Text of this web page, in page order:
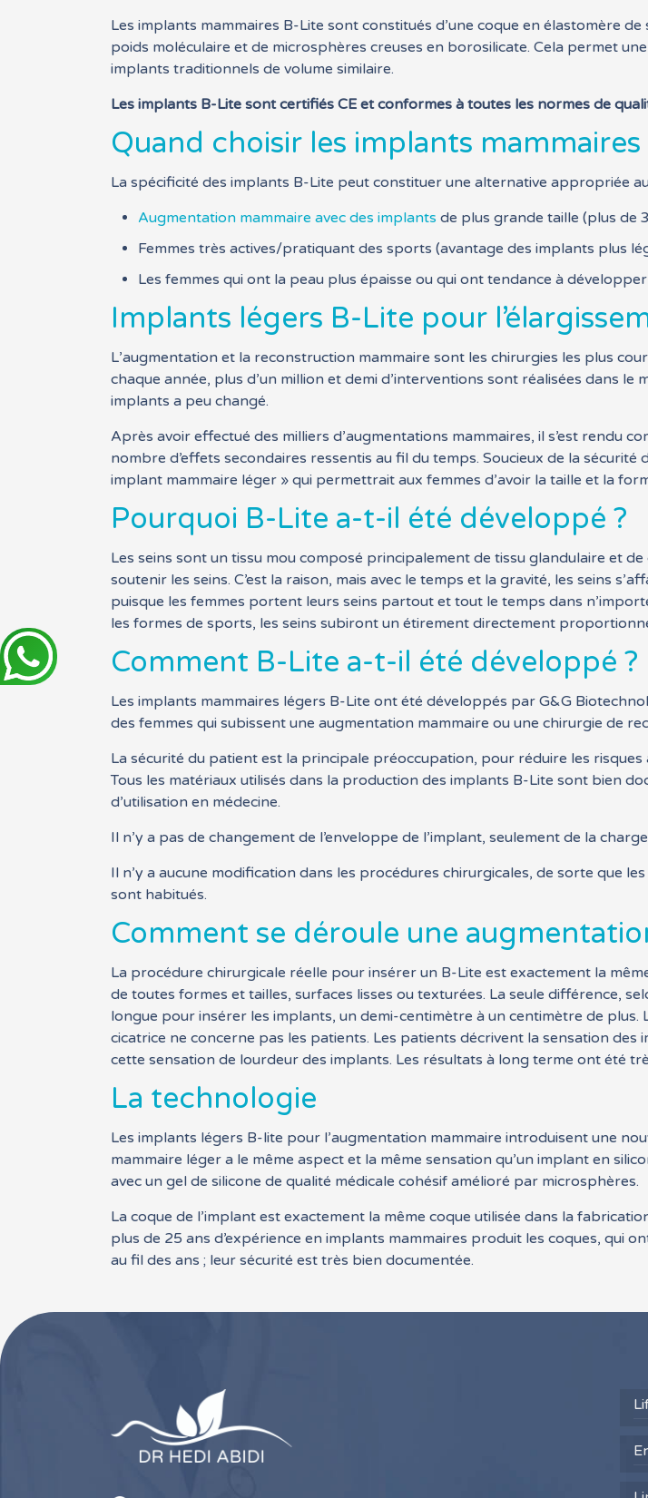
Les implants mammaires B-Lite sont constitués d’une coque en élastomère
poids moléculaire et de microsphères creuses en borosilicate. Cela permet
implants traditionnels de volume similaire.
Les implants B-Lite sont certifiés CE et conformes à toutes les normes de
Quand choisir les implants mammaires
La spécificité des implants B-Lite peut constituer une alternative appropriée
Augmentation mammaire avec des implants de plus grande taille (plus de
Femmes très actives/pratiquant des sports (avantage des implants plus
Les femmes qui ont la peau plus épaisse ou qui ont tendance à
Implants légers B-Lite pour
L’augmentation et la reconstruction mammaire sont les chirurgies les plus
chaque année, plus d’un million et demi d’interventions sont réalisées dans
implants a peu changé.
Après avoir effectué des milliers d’augmentations mammaires, il s’est rendu
nombre d’effets secondaires ressentis au fil du temps. Soucieux de la
implant mammaire léger » qui permettrait aux femmes d’avoir la taille et la
Pourquoi B-Lite a-t-il été développé ?
Les seins sont un tissu mou composé principalement de tissu glandulaire et
soutenir les seins. C’est la raison, mais avec le temps et la gravité, les seins
puisque les femmes portent leurs seins partout et tout le temps dans
les formes de sports, les seins subiront un étirement directement
Comment B-Lite a-t-il été développé ?
Les implants mammaires légers B-Lite ont été développés par G&G
des femmes qui subissent une augmentation mammaire ou une chirurgie de
La sécurité du patient est la principale préoccupation, pour réduire les
Tous les matériaux utilisés dans la production des implants B-Lite sont bien
d’utilisation en médecine.
Il n’y a pas de changement de l’enveloppe de l’implant, seulement de la
Il n’y a aucune modification dans les procédures chirurgicales, de sorte que
sont habitués.
Comment se déroule une
La procédure chirurgicale réelle pour insérer un B-Lite est exactement la
de toutes formes et tailles, surfaces lisses ou texturées. La seule différence,
longue pour insérer les implants, un demi-centimètre à un centimètre de
cicatrice ne concerne pas les patients. Les patients décrivent la sensation
cette sensation de lourdeur des implants. Les résultats à long terme ont été
La technologie
Les implants légers B-lite pour l’augmentation mammaire introduisent une
mammaire léger a le même aspect et la même sensation qu’un implant en
avec un gel de silicone de qualité médicale cohésif amélioré par microsphères.
La coque de l’implant est exactement la même coque utilisée dans la
plus de 25 ans d’expérience en implants mammaires produit les coques, qui
au fil des ans ; leur sécurité est très bien documentée.